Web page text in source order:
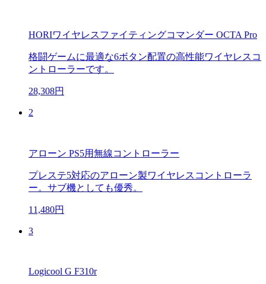
HORIワイヤレスファイティングコマンダー OCTA Pro
格闘ゲームに最適な6ボタン配置の高性能ワイヤレスコ
ントローラーです。
28,308円
2
アローン PS5用無線コントローラー
プレステ5対応のアローン製ワイヤレスコントローラ
ー。サブ機としても優秀。
11,480円
3
Logicool G F310r